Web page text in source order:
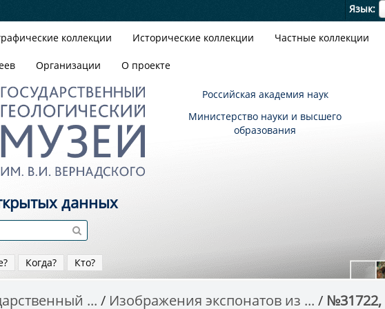
Язык
коллекции Исторические коллекции Частные коллекции
Организации О проекте
Российская академия наук
Министерство науки и высшего
образования
данных
Когда? Кто?
... Изображения экспонатов из ... №31722,